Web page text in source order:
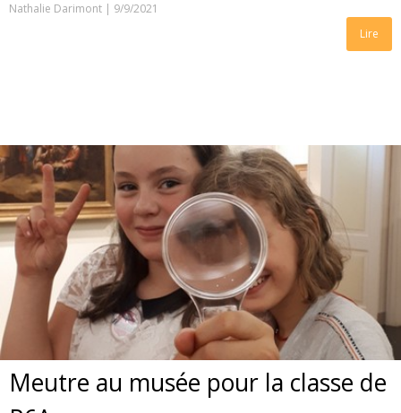
Nathalie Darimont | 9/9/2021
Lire
Meutre au musée pour la classe de